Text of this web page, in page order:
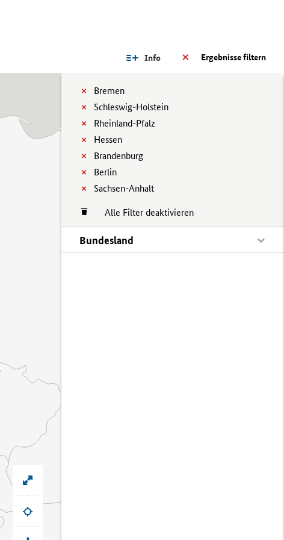
Ergebnisse filtern
Info
Bremen
Schleswig-Holstein
Rheinland-Pfalz
Hessen
Brandenburg
Berlin
Sachsen-Anhalt
Alle Filter deaktivieren
Bundesland